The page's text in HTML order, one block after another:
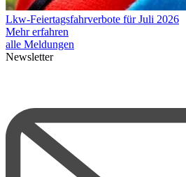
Lkw-Feiertagsfahrverbote für Juli 2026
Mehr erfahren
alle Meldungen
Newsletter